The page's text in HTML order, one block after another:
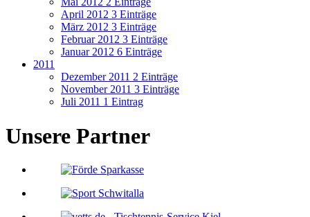
April 2012 3 Einträge
März 2012 3 Einträge
Februar 2012 3 Einträge
Januar 2012 6 Einträge
2011
Dezember 2011 2 Einträge
November 2011 3 Einträge
Juli 2011 1 Eintrag
Unsere Partner